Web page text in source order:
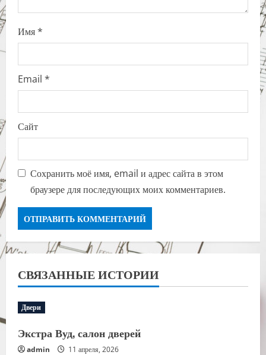
Имя*
Email *
Сайт
Сохранить моё имя, email и адрес сайта в этом
браузере для последующих моих комментариев.
СВЯЗАННЫЕ ИСТОРИИ
Двери
Экстра Вуд, салон дверей
admin 11 апреля, 2026